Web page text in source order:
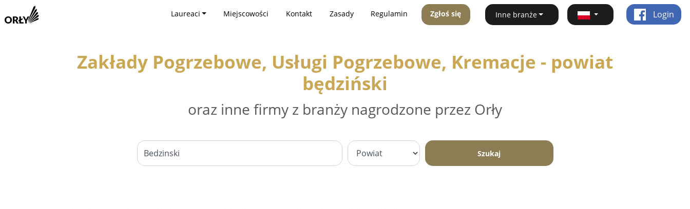
Laureaci Miejscowości Kontakt Zasady Regulamin Zgłoś się Inne branże Login
Zakłady Pogrzebowe, Usługi Pogrzebowe, Kremacje - powiat
będziński
oraz inne firmy z branży nagrodzone przez Orły
Szukaj